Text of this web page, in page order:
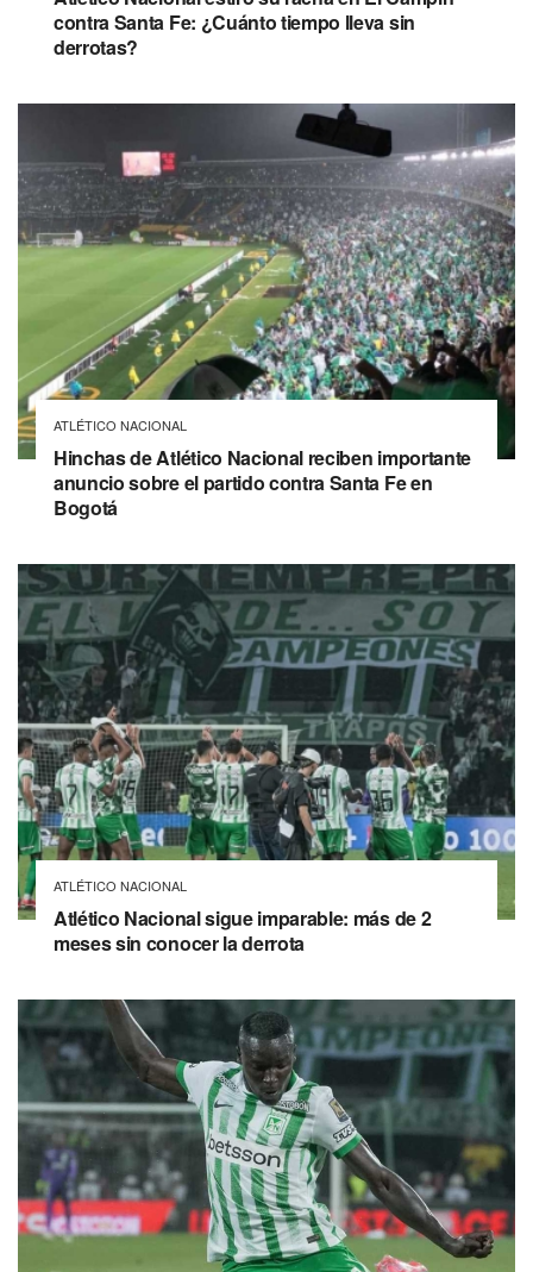
contra Santa Fe: ¿Cuánto tiempo lleva sin
derrotas?
ATLÉTICO NACIONAL
Hinchas de Atlético Nacional reciben importante
anuncio sobre el partido contra Santa Fe en
Bogotá
ATLÉTICO NACIONAL
Atlético Nacional sigue imparable: más de 2
meses sin conocer la derrota